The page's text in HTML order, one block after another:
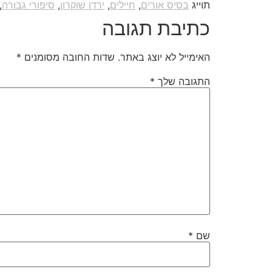
תוייג בסיס אורים, חיילים, ירדן שוקרון, סיפורי גבורה
כתיבת תגובה
האימייל לא יוצג באתר. שדות החובה מסומנים *
התגובה שלך *
שם *